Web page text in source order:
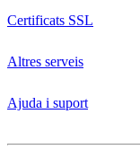
Certificats SSL
Altres serveis
Ajuda i suport